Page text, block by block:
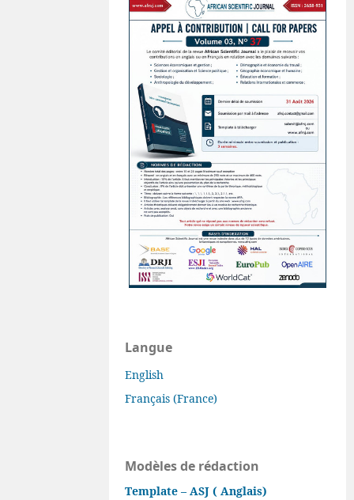
Langue
English
Français (France)
Modèles de rédaction
Template – ASJ ( Anglais)